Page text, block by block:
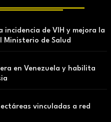
de VIH y mejora la
Ministerio de Salud
en Venezuela y habilita
vinculadas a red